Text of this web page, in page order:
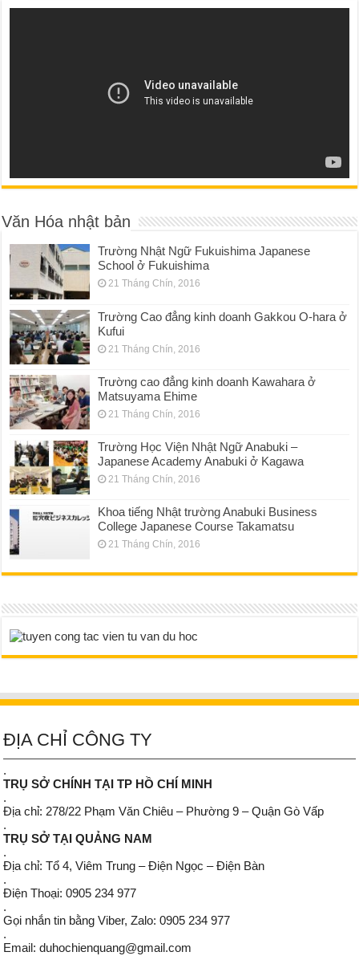
Văn Hóa nhật bản
Trường Nhật Ngữ Fukuishima Japanese
School ở Fukuishima
21 Tháng Chín, 2016
Trường Cao đẳng kinh doanh Gakkou O-hara ở
Kufui
21 Tháng Chín, 2016
Trường cao đẳng kinh doanh Kawahara ở
Matsuyama Ehime
21 Tháng Chín, 2016
Trường Học Viện Nhật Ngữ Anabuki –
Japanese Academy Anabuki ở Kagawa
21 Tháng Chín, 2016
Khoa tiếng Nhật trường Anabuki Business
College Japanese Course Takamatsu
21 Tháng Chín, 2016
ĐỊA CHỈ CÔNG TY
.
TRỤ SỞ CHÍNH TẠI TP HỒ CHÍ MINH
.
Địa chỉ: 278/22 Phạm Văn Chiêu – Phường 9 – Quận Gò Vấp
.
TRỤ SỞ TẠI QUẢNG NAM
.
Địa chỉ: Tổ 4, Viêm Trung – Điện Ngọc – Điện Bàn
.
Điện Thoại: 0905 234 977
.
Gọi nhắn tin bằng Viber, Zalo: 0905 234 977
.
Email: duhochienquang@gmail.com